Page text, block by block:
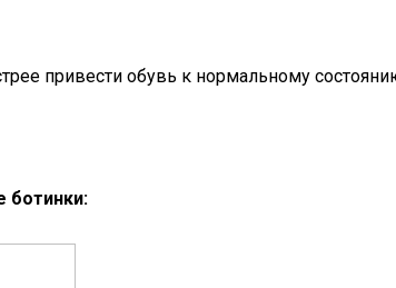
привести обувь к нормальному
ботинки: